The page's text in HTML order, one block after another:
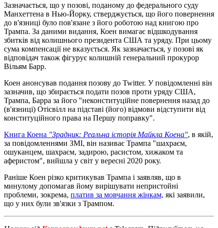
Зазначається, що у позові, поданому до федерального суду
Манхеттена в Нью-Йорку, стверджується, що його повернення
до в'язниці було пов'язане з його роботою над книгою про
Трампа. За даними видання, Коен вимагає відшкодування
збитків від колишнього президента США та уряду. При цьому
сума компенсації не вказується. Як зазначається, у позові як
відповідач також фігурує колишній генеральний прокурор
Вільям Барр.
Коен анонсував подання позову до Twitter. У повідомленні він
зазначив, що збирається подати позов проти уряду США,
Трампа, Барра за його "неконституційне повернення назад до
(в'язниці) Отісвілл на підставі (його) відмови відступити від
конституційного права на Першу поправку".
Книга Коена "Зрадник: Реальна історія Майкла Коена", в якій,
за повідомленнями ЗМІ, він називає Трампа "шахраєм,
ошуканцем, шахраєм, задирою, расистом, хижаком та
аферистом", вийшла у світ у вересні 2020 року.
Раніше Коен різко критикував Трампа і заявляв, що в
минулому допомагав йому вирішувати непристойні
проблеми, зокрема, платив за мовчання жінкам, які заявили,
що у них були зв'язки з Трампом.